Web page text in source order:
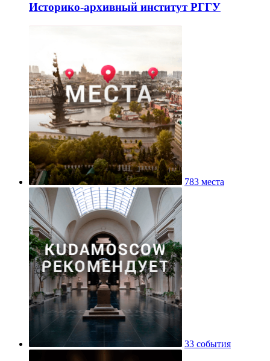
Историко-архивный институт РГГУ
783 места
33 события